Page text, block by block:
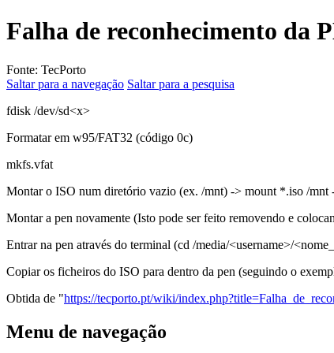
Falha de reconhecimento da
Fonte: TecPorto
Saltar para a navegação Saltar para a pesquisa
fdisk /dev/sd<x>
Formatar em w95/FAT32 (código 0c)
mkfs.vfat
Montar o ISO num diretório vazio (ex. /mnt) -> mount *.iso /mnt
Montar a pen novamente (Isto pode ser feito removendo e
Entrar na pen através do terminal (cd /media/<username>/
Copiar os ficheiros do ISO para dentro da pen (seguindo o
Obtida de "https://tecporto.pt/wiki/
Menu de navegação